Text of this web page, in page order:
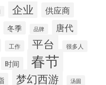
企业 供应商
冬季 品牌 唐代
工作 平台 很多人
时间 春节
梦幻西游 汤圆